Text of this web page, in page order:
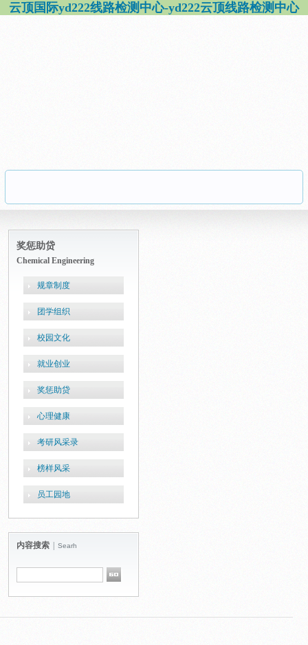
云顶国际yd222线路检测中心-yd222云顶线路检测中心
奖惩助贷
Chemical Engineering
规章制度
团学组织
校园文化
就业创业
奖惩助贷
心理健康
考研风采录
榜样风采
员工园地
内容搜索 Searh